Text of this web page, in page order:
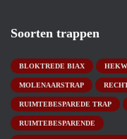
Soorten trappen
BLOKTREDE BIAX
MOLENAARSTRAP
RUIMTEBESPAREDE TRAP
RUIMTEBESPARENDE